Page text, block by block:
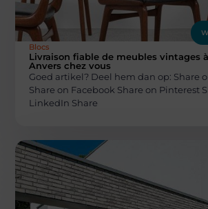
Blocs
Livraison fiable de meubles vintages à
Anvers chez vous
Goed artikel? Deel hem dan op: Share
Share on Facebook Share on Pinterest
LinkedIn Share